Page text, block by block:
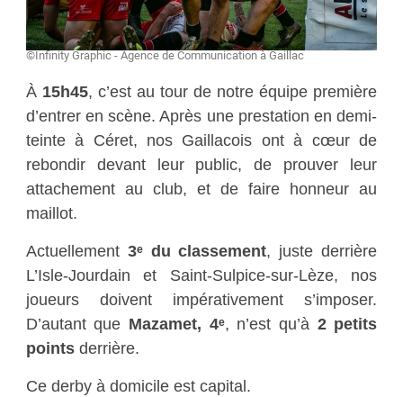
©Infinity Graphic - Agence de Communication à Gaillac
À 15h45, c’est au tour de notre équipe première
d’entrer en scène. Après une prestation en demi-
teinte à Céret, nos Gaillacois ont à cœur de
rebondir devant leur public, de prouver leur
attachement au club, et de faire honneur au
maillot.
Actuellement 3ᵉ du classement, juste derrière
L’Isle-Jourdain et Saint-Sulpice-sur-Lèze, nos
joueurs doivent impérativement s’imposer.
D’autant que Mazamet, 4ᵉ, n’est qu’à 2 petits
pointsderrière.
Ce derby à domicile est capital.